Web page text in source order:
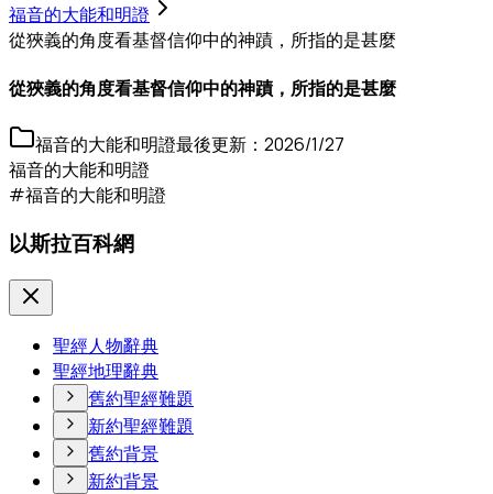
福音的大能和明證
從狹義的角度看基督信仰中的神蹟，所指的是甚麼
從狹義的角度看基督信仰中的神蹟，所指的是甚麼
福音的大能和明證最後更新： 2026/1/27
福音的大能和明證
#福音的大能和明證
以斯拉百科網
聖經人物辭典
聖經地理辭典
舊約聖經難題
新約聖經難題
舊約背景
新約背景